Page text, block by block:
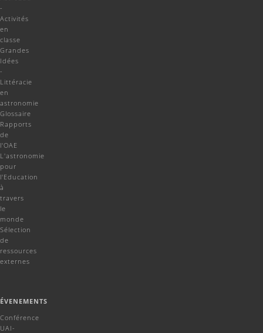
-
Activités
en
classe
Grandes
Idées
-
Littéracie
en
astronomie
Glossaire
Rapports
de
l'OAE
L'astronomie
pour
l'Education
à
travers
le
monde
Sélection
de
ressources
externes
ÉVENEMENTS
Conférence
UAI-